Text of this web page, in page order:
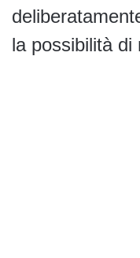
la possibilità di